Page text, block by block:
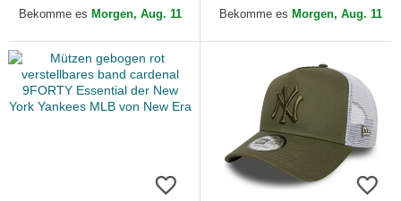
MLB von New Era
Bekomme es Morgen, Aug. 11
New York Yankees MLB
Bekomme es Morgen, Aug. 11